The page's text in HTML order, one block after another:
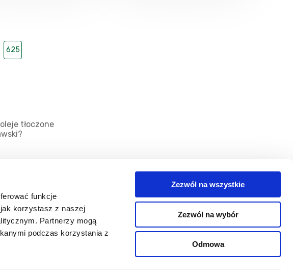
funkcje
korzystasz z naszej
Partnerzy mogą
podczas korzystania z
Zezwól na wszystkie
Zezwól na wybór
Odmowa
625
tłoczone
Kategorie
Kontakt
Zaloguj się